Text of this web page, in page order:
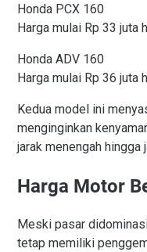
Honda PCX 160
Harga mulai Rp 33 juta
Honda ADV 160
Harga mulai Rp 36 juta
Kedua model ini
menginginkan
jarak menengah hingga
Harga Motor
Meski pasar
tetap memiliki